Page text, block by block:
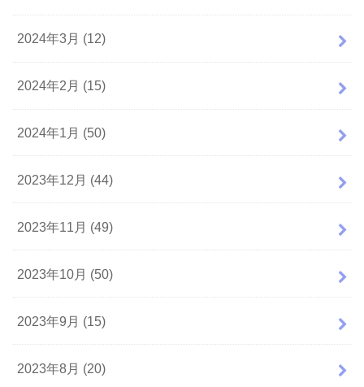
2024年3月 (12)
2024年2月 (15)
2024年1月 (50)
2023年12月 (44)
2023年11月 (49)
2023年10月 (50)
2023年9月 (15)
2023年8月 (20)